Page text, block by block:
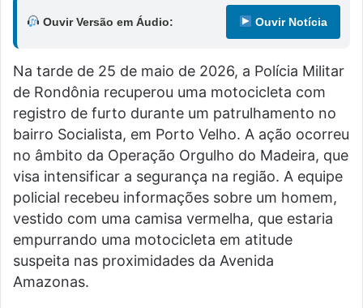
Ouvir Versão em Áudio: Ouvir Notícia
Na tarde de 25 de maio de 2026, a Polícia Militar
de Rondônia recuperou uma motocicleta com
registro de furto durante um patrulhamento no
bairro Socialista, em Porto Velho. A ação ocorreu
no âmbito da Operação Orgulho do Madeira, que
visa intensificar a segurança na região. A equipe
policial recebeu informações sobre um homem,
vestido com uma camisa vermelha, que estaria
empurrando uma motocicleta em atitude
suspeita nas proximidades da Avenida
Amazonas.